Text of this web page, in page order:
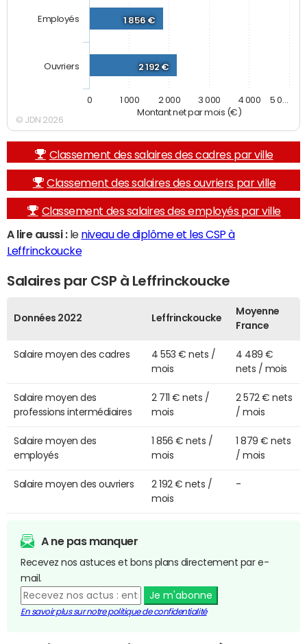
Montant net par mois (€)
1 856 €
2 192 €
Employés
Ouvriers
0 1 000 2 000 3 000 4 000 5 0…
© JDN 2026
Classement des salaires des cadres par ville
Classement des salaires des ouvriers par ville
Classement des salaires des employés par ville
A lire aussi :le niveau de diplôme et les CSP à
Leffrinckoucke
Salaires par CSP à Leffrinckoucke
Données 2022 Leffrinckoucke
Moyenne
France
Salaire moyen des cadres
4 553 € nets /
mois
4 489 €
nets / mois
Salaire moyen des
professions intermédiaires
2 711 € nets /
mois
2 572 € nets
/ mois
Salaire moyen des
employés
1 856 € nets /
mois
1 879 € nets
/ mois
Salaire moyen des ouvriers
2 192 € nets /
mois
-
A ne pas manquer
Recevez nos astuces et bons plans directement par e-
mail.
Je m'abonne
En savoir plus sur notre politique de confidentialité